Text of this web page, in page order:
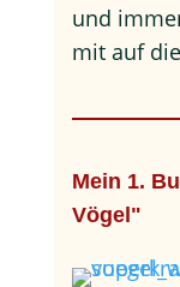
und
mit auf
Mein 1.
Vögel"